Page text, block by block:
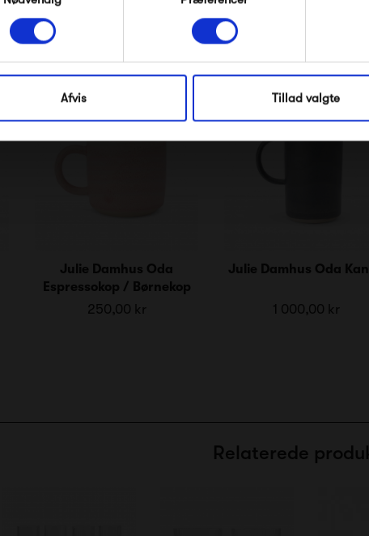
Afvis Tillad valgte
Produkter fra samme
Julie Damhus Oda
Espressokop / Børnekop
250,00 kr
Julie Damhus Oda
1 000,00 kr
Relaterede
*Ved at tilmelde dig
Nej tak,